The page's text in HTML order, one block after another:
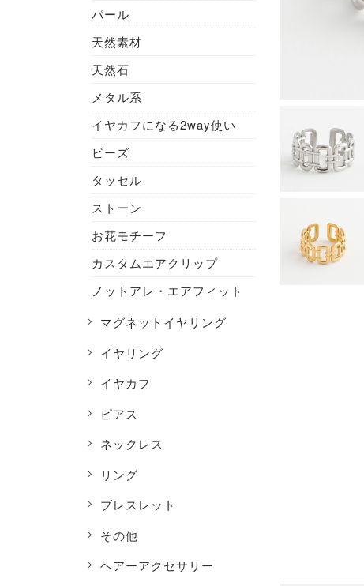
パール
天然素材
天然石
メタル系
イヤカフになる2way使い
ビーズ
タッセル
ストーン
お花モチーフ
カスタムエアクリップ
ノットアレ・エアフィット
マグネットイヤリング
イヤリング
イヤカフ
ピアス
ネックレス
リング
ブレスレット
その他
ヘアーアクセサリー